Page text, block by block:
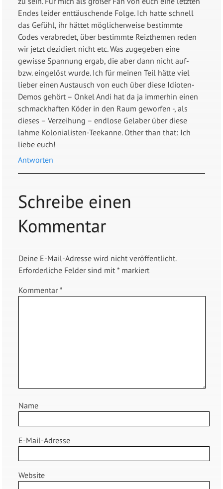
Endes leider enttäuschende Folge. Ich hatte schnell
das Gefühl, ihr hättet möglicherweise bestimmte
Codes verabredet, über bestimmte Reizthemen reden
wir jetzt dezidiert nicht etc. Was zugegeben eine
gewisse Spannung ergab, die aber dann nicht auf-
bzw. eingelöst wurde. Ich für meinen Teil hätte viel
lieber einen Austausch von euch über diese Idioten-
Demos gehört – Onkel Andi hat da ja immerhin einen
schmackhaften Köder in den Raum geworfen -, als
dieses – Verzeihung – endlose Gelaber über diese
lahme Kolonialisten-Teekanne. Other than that: Ich
liebe euch!
Antworten
Schreibe einen
Kommentar
Deine E-Mail-Adresse wird nicht veröffentlicht.
Erforderliche Felder sind mit *markiert
Kommentar*
Name
E-Mail-Adresse
Website